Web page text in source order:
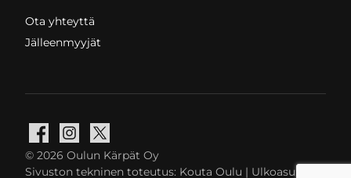
Ota yhteyttä
Jälleenmyyjät
FacebookInstagram
X
© 2026 Oulun Kärpät Oy
Sivuston tekninen toteutus: Kouta Oulu | Ulkoasu: